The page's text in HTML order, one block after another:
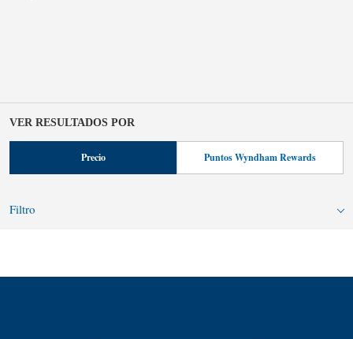
VER RESULTADOS POR
Precio Puntos Wyndham Rewards
Filtro